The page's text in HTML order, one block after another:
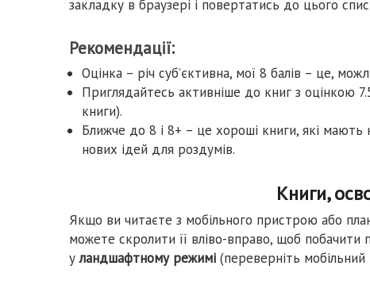
закладку в браузері і повертатись до цього
Рекомендації:
Оцінка – річ суб’єктивна, мої 8 балів – це,
Приглядайтесь активніше до книг з оцінкою
книги).
Ближче до 8 і 8+ – це хороші книги, які мають
нових ідей для роздумів.
Книги,
Якщо ви читаєте з мобільного пристрою або
можете скролити її вліво-вправо, щоб
уландшафтному режимі (переверніть